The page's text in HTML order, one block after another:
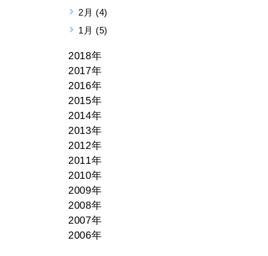
2月 (4)
1月 (5)
2018年
2017年
2016年
2015年
2014年
2013年
2012年
2011年
2010年
2009年
2008年
2007年
2006年